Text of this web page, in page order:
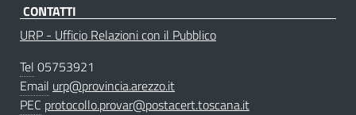
CONTATTI
URP - Ufficio Relazioni con il Pubblico
Tel 05753921
Email urp@provincia.arezzo.it
PEC protocollo.provar@postacert.toscana.it